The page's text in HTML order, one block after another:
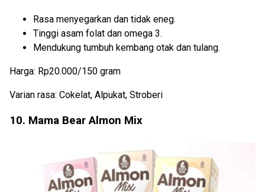
Rasa menyegarkan dan tidak eneg.
Tinggi asam folat dan omega 3.
Mendukung tumbuh kembang otak dan tulang.
Harga: Rp20.000/150 gram
Varian rasa: Cokelat, Alpukat, Stroberi
10. Mama Bear Almon Mix